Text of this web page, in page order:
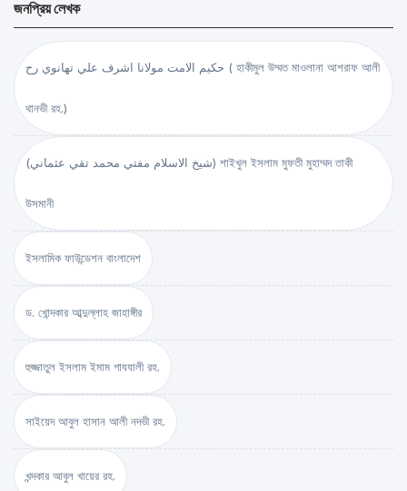
জনপ্রিয় লেখক
حكيم الامت مولانا اشرف علي تهانوي رح ( হাকীমুল উম্মত মাওলানা আশরাফ আলী
থানভী রহ.)
(شيخ الاسلام مفتي محمد تقي عثماني) শাইখুল ইসলাম মুফতী মুহাম্মদ তাকী
উসমানী
ইসলামিক ফাউন্ডেশন বাংলাদেশ
ড. খোন্দকার আব্দুল্লাহ জাহাঙ্গীর
হুজ্জাতুল ইসলাম ইমাম গাযযালী রহ.
সাইয়েদ আবুল হাসান আলী নদভী রহ.
খন্দকার আবুল খায়ের রহ.